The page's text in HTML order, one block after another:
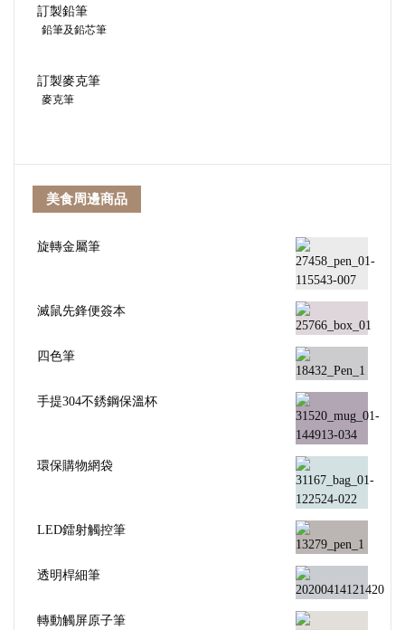
訂製鉛筆
鉛筆及鉛芯筆
訂製麥克筆
麥克筆
美食周邊商品
旋轉金屬筆
滅鼠先鋒便簽本
四色筆
手提304不銹鋼保溫杯
環保購物網袋
LED鐳射觸控筆
透明桿細筆
轉動觸屏原子筆